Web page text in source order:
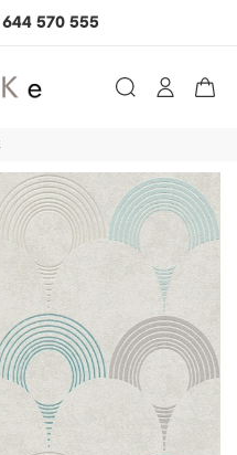
570 555